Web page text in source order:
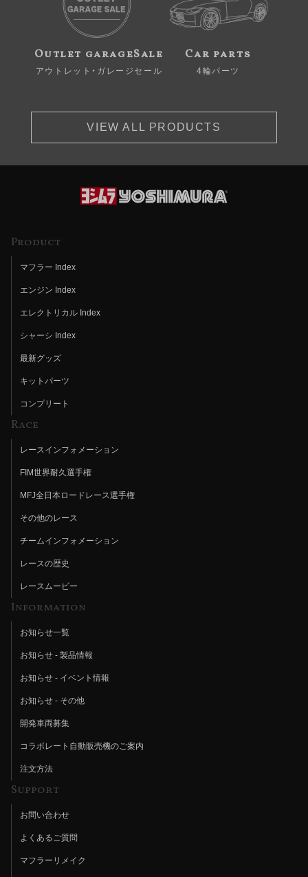
Outlet garageSale
アウトレット・ガレージセール
Car parts
4輪パーツ
VIEW ALL PRODUCTS
Product
マフラー Index
エンジン Index
エレクトリカル Index
シャーシ Index
最新グッズ
キットパーツ
コンプリート
Race
レースインフォメーション
FIM世界耐久選手権
MFJ全日本ロードレース選手権
その他のレース
チームインフォメーション
レースの歴史
レースムービー
Information
お知らせ一覧
お知らせ - 製品情報
お知らせ - イベント情報
お知らせ - その他
開発車両募集
コラボレート自動販売機のご案内
注文方法
Support
お問い合わせ
よくあるご質問
マフラーリメイク